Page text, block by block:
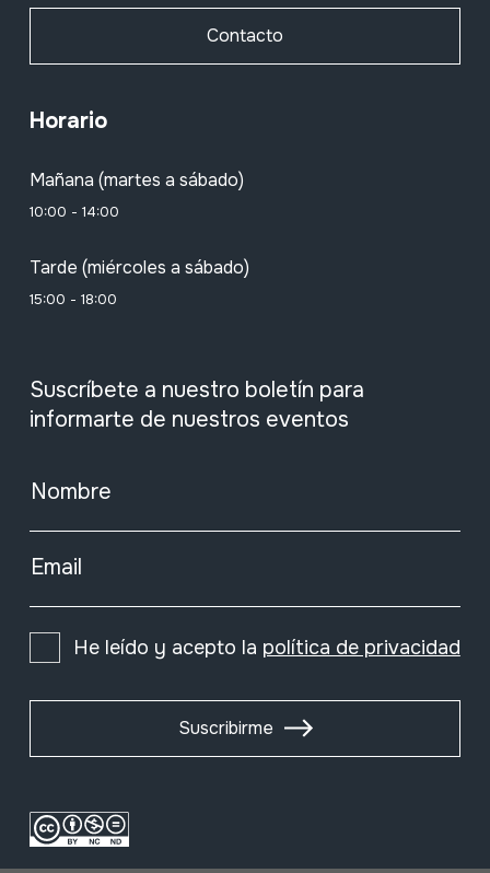
Contacto
Horario
Mañana (martes a sábado)
10:00 - 14:00
Tarde (miércoles a sábado)
15:00 - 18:00
Suscríbete a nuestro boletín para
informarte de nuestros eventos
Nombre
Email
He leído y acepto la política de privacidad
Suscribirme